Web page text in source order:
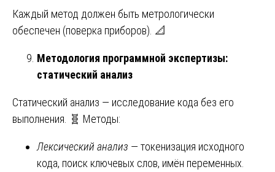
Каждый метод должен быть метрологически
обеспечен (поверка приборов). 📐
Методология программной экспертизы:
статический анализ
Статический анализ — исследование кода без его
выполнения. 🧬 Методы:
Лексический анализ — токенизация исходного
кода, поиск ключевых слов, имён переменных.